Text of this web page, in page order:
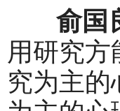
俞国
用研究
究为主